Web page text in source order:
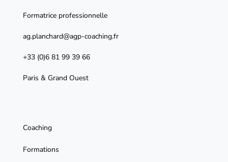
Formatrice professionnelle
ag.planchard@agp-coaching.fr
+33 (0)6 81 99 39 66
Paris & Grand Ouest
Coaching
Formations